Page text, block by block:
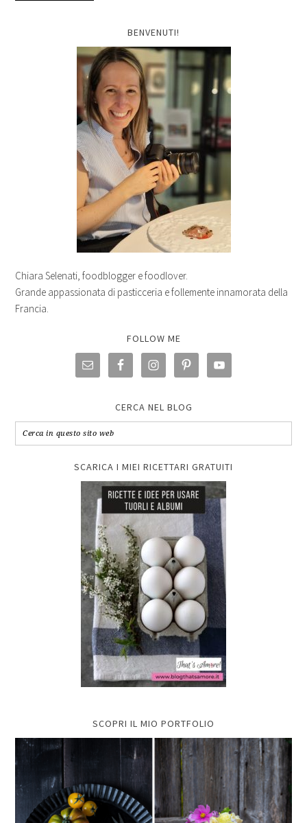
BENVENUTI!
Chiara Selenati, foodblogger e foodlover.
Grande appassionata di pasticceria e follemente innamorata della
Francia.
FOLLOW ME
CERCA NEL BLOG
SCARICA I MIEI RICETTARI GRATUITI
SCOPRI IL MIO PORTFOLIO